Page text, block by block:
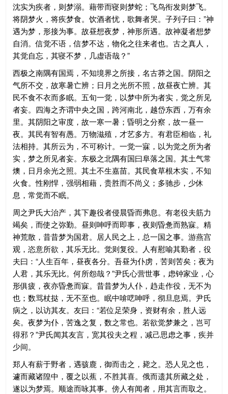
沈实为疾者，则梦溺。藉带而寝则梦蛇；飞鸟衔发则梦飞。
将阴梦火，将疾梦食。饮酒者忧，歌舞者哭。子列子曰：”神
遇为梦，形接为事。故昼想夜梦，神形所遇。故神凝者想梦
自消。信觉不语，信梦不达，物化之往来者也。古之真人，
其觉自忘，其寝不梦，几虚语哉？”
西极之南隅有国焉，不知境界之所接，名古莽之国。阴阳之
气所不交，故寒暑亡辨；日月之光所不照，故昼夜亡辨。其
民不食不衣而多眠。五旬一觉，以梦中所为者实，觉之所见
者妄。四海之齐谓中央之国，跨河南北，越岱东西，万有余
里。其阴阳之审度，故一寒一暑；昏明之分察，故一昼一
夜。其民有智有愚。万物滋殖，才艺多方。有君臣相临，礼
法相持。其所云为，不可称计。一觉一寐，以为觉之所为者
实，梦之所见者妄。东极之北隅有国曰阜落之国。其土气常
燠，日月余光之照。其土不生嘉苗。其民食草根木实，不知
火食。性刚悍，强弱相藉，贵胜而不尚义；多驰步，少休
息，常觉而不眠。
周之尹氏大治产，其下趣役者侵晨昏而弗息。有老役夫筋力
竭矣，而使之弥勤。昼则呻呼而即事，夜则昏惫而熟寐。精
神荒散，昔昔梦为国君。居人民之上，总一国之事。游燕宫
观，恣意所欲，其乐无比。觉则复役。人有慰喻其勤者，役
夫曰：“人生百年，昼夜各分。吾昼为仆虏，苦则苦矣；夜为
人君，其乐无比。何所怨哉？”尹氏心营世事，虑钟家业，心
形俱疲，夜亦昏惫而寐。昔昔梦为人仆，趋走作役，无不为
也；数骂杖挞，无不至也。眠中啽呓呻呼，彻旦息焉。尹氏
病之，以访其友。友曰：“若位足荣身，资财有余，胜人远
矣。夜梦为仆，苦逸之复，数之常也。若欲觉梦兼之，岂可
得邪？”尹氏闻其友言，宽其役夫之程，减己思虑之事，疾并
少间。
郑人有薪于野者，遇骇鹿，御而击之，毙之。恐人见之也，
遽而藏诸隍中，覆之以蕉，不胜其喜。俄而遗其所藏之处，
遂以为梦焉。顺途而咏其事。傍人有闻者，用其言而取之。